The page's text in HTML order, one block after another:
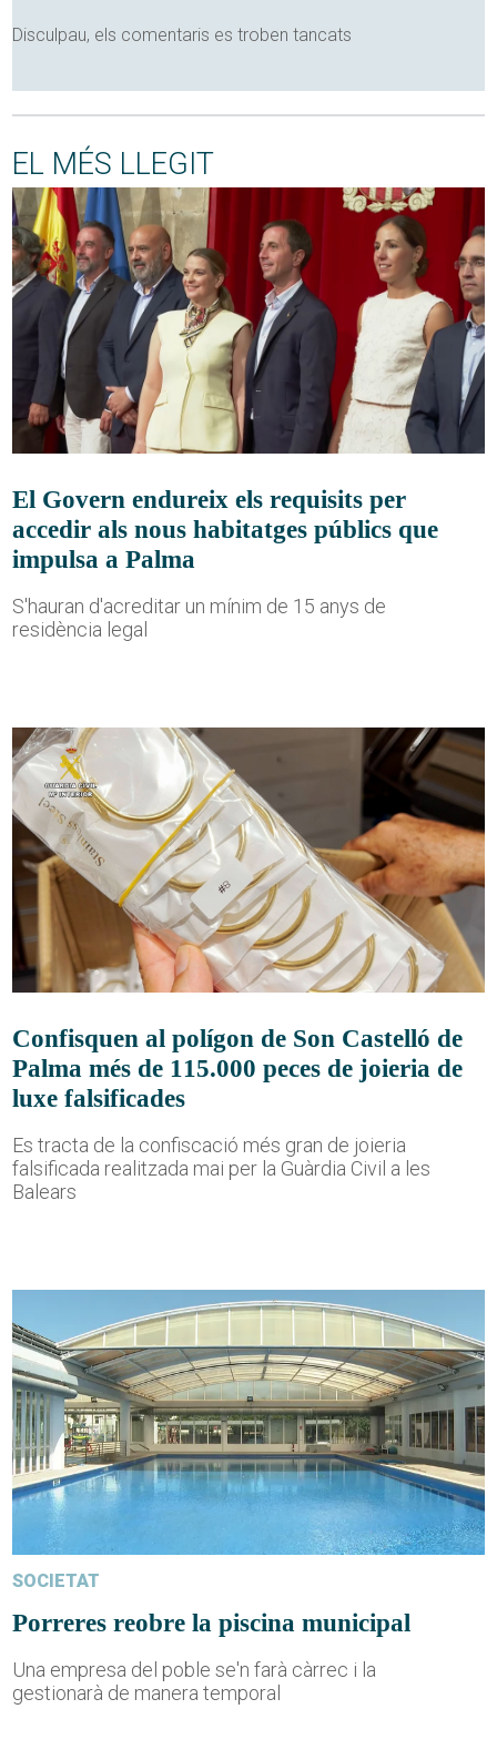
Disculpau, els comentaris es troben tancats
EL MÉS LLEGIT
El Govern endureix els requisits per
accedir als nous habitatges públics que
impulsa a Palma
S'hauran d'acreditar un mínim de 15 anys de
residència legal
Confisquen al polígon de Son Castelló de
Palma més de 115.000 peces de joieria de
luxe falsificades
Es tracta de la confiscació més gran de joieria
falsificada realitzada mai per la Guàrdia Civil a les
Balears
SOCIETAT
Porreres reobre la piscina municipal
Una empresa del poble se'n farà càrrec i la
gestionarà de manera temporal